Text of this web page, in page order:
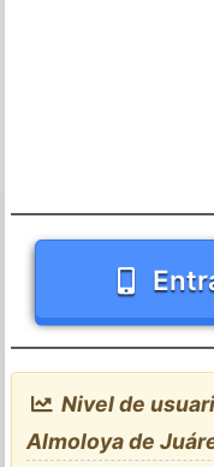
Nivel de
Almoloya de